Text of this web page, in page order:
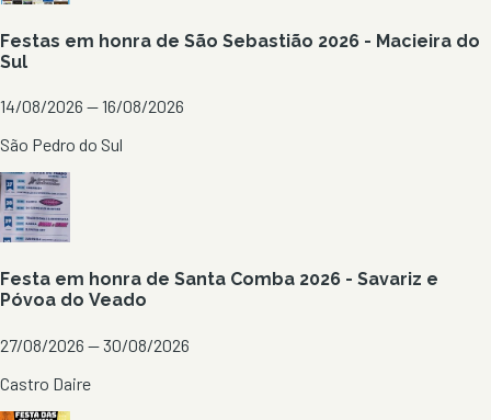
Festas em honra de São Sebastião 2026 - Macieira do
Sul
14/08/2026 — 16/08/2026
São Pedro do Sul
Festa em honra de Santa Comba 2026 - Savariz e
Póvoa do Veado
27/08/2026 — 30/08/2026
Castro Daire